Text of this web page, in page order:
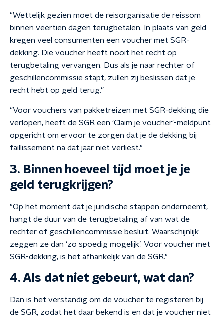
"Wettelijk gezien moet de reisorganisatie de reissom
binnen veertien dagen terugbetalen. In plaats van geld
kregen veel consumenten een voucher met SGR-
dekking. Die voucher heeft nooit het recht op
terugbetaling vervangen. Dus als je naar rechter of
geschillencommissie stapt, zullen zij beslissen dat je
recht hebt op geld terug.”
“Voor vouchers van pakketreizen met SGR-dekking die
verlopen, heeft de SGR een 'Claim je voucher'-meldpunt
opgericht om ervoor te zorgen dat je de dekking bij
faillissement na dat jaar niet verliest."
3. Binnen hoeveel tijd moet je je
geld terugkrijgen?
"Op het moment dat je juridische stappen onderneemt,
hangt de duur van de terugbetaling af van wat de
rechter of geschillencommissie besluit. Waarschijnlijk
zeggen ze dan ‘zo spoedig mogelijk’. Voor voucher met
SGR-dekking, is het afhankelijk van de SGR."
4. Als dat niet gebeurt, wat dan?
Dan is het verstandig om de voucher te registeren bij
de SGR, zodat het daar bekend is en dat je voucher niet